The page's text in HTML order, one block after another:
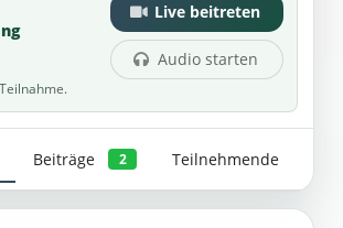
Live beitreten
Audio starten
Beiträge 2 Teilnehmende